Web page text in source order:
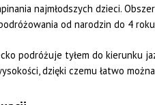
najmłodszych dzieci.
od narodzin do 4
podróżuje tyłem do kierunku
dzięki czemu łatwo